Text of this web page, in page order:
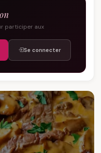
participer aux
Se connecter